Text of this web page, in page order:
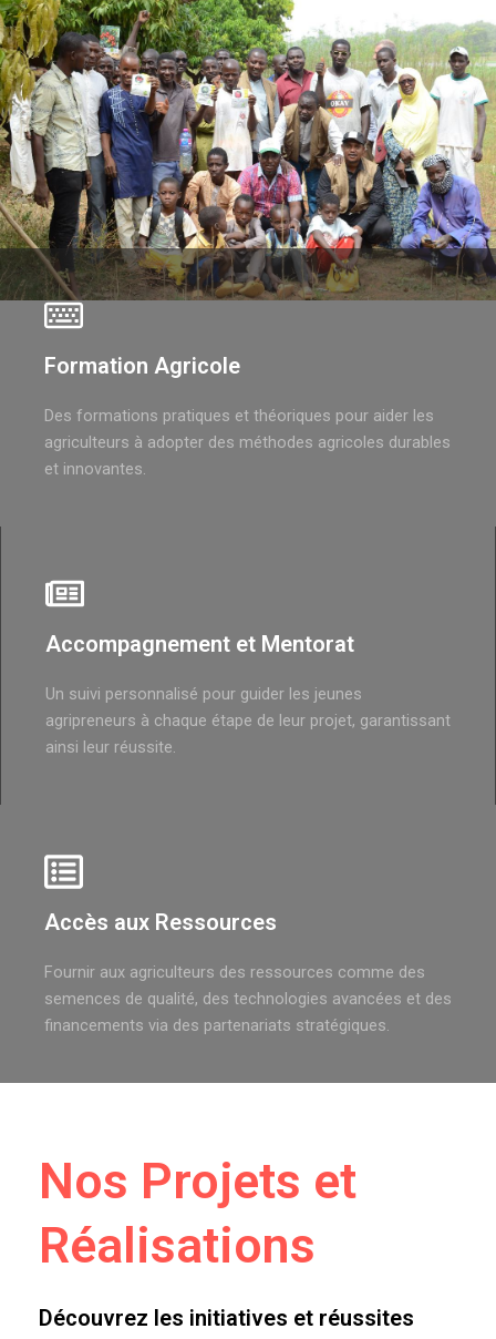
Formation Agricole
Des formations pratiques et théoriques pour aider les
agriculteurs à adopter des méthodes agricoles durables
et innovantes.
Accompagnement et Mentorat
Un suivi personnalisé pour guider les jeunes
agripreneurs à chaque étape de leur projet, garantissant
ainsi leur réussite.
Accès aux Ressources
Fournir aux agriculteurs des ressources comme des
semences de qualité, des technologies avancées et des
financements via des partenariats stratégiques.
Nos Projets et
Réalisations
Découvrez les initiatives et réussites